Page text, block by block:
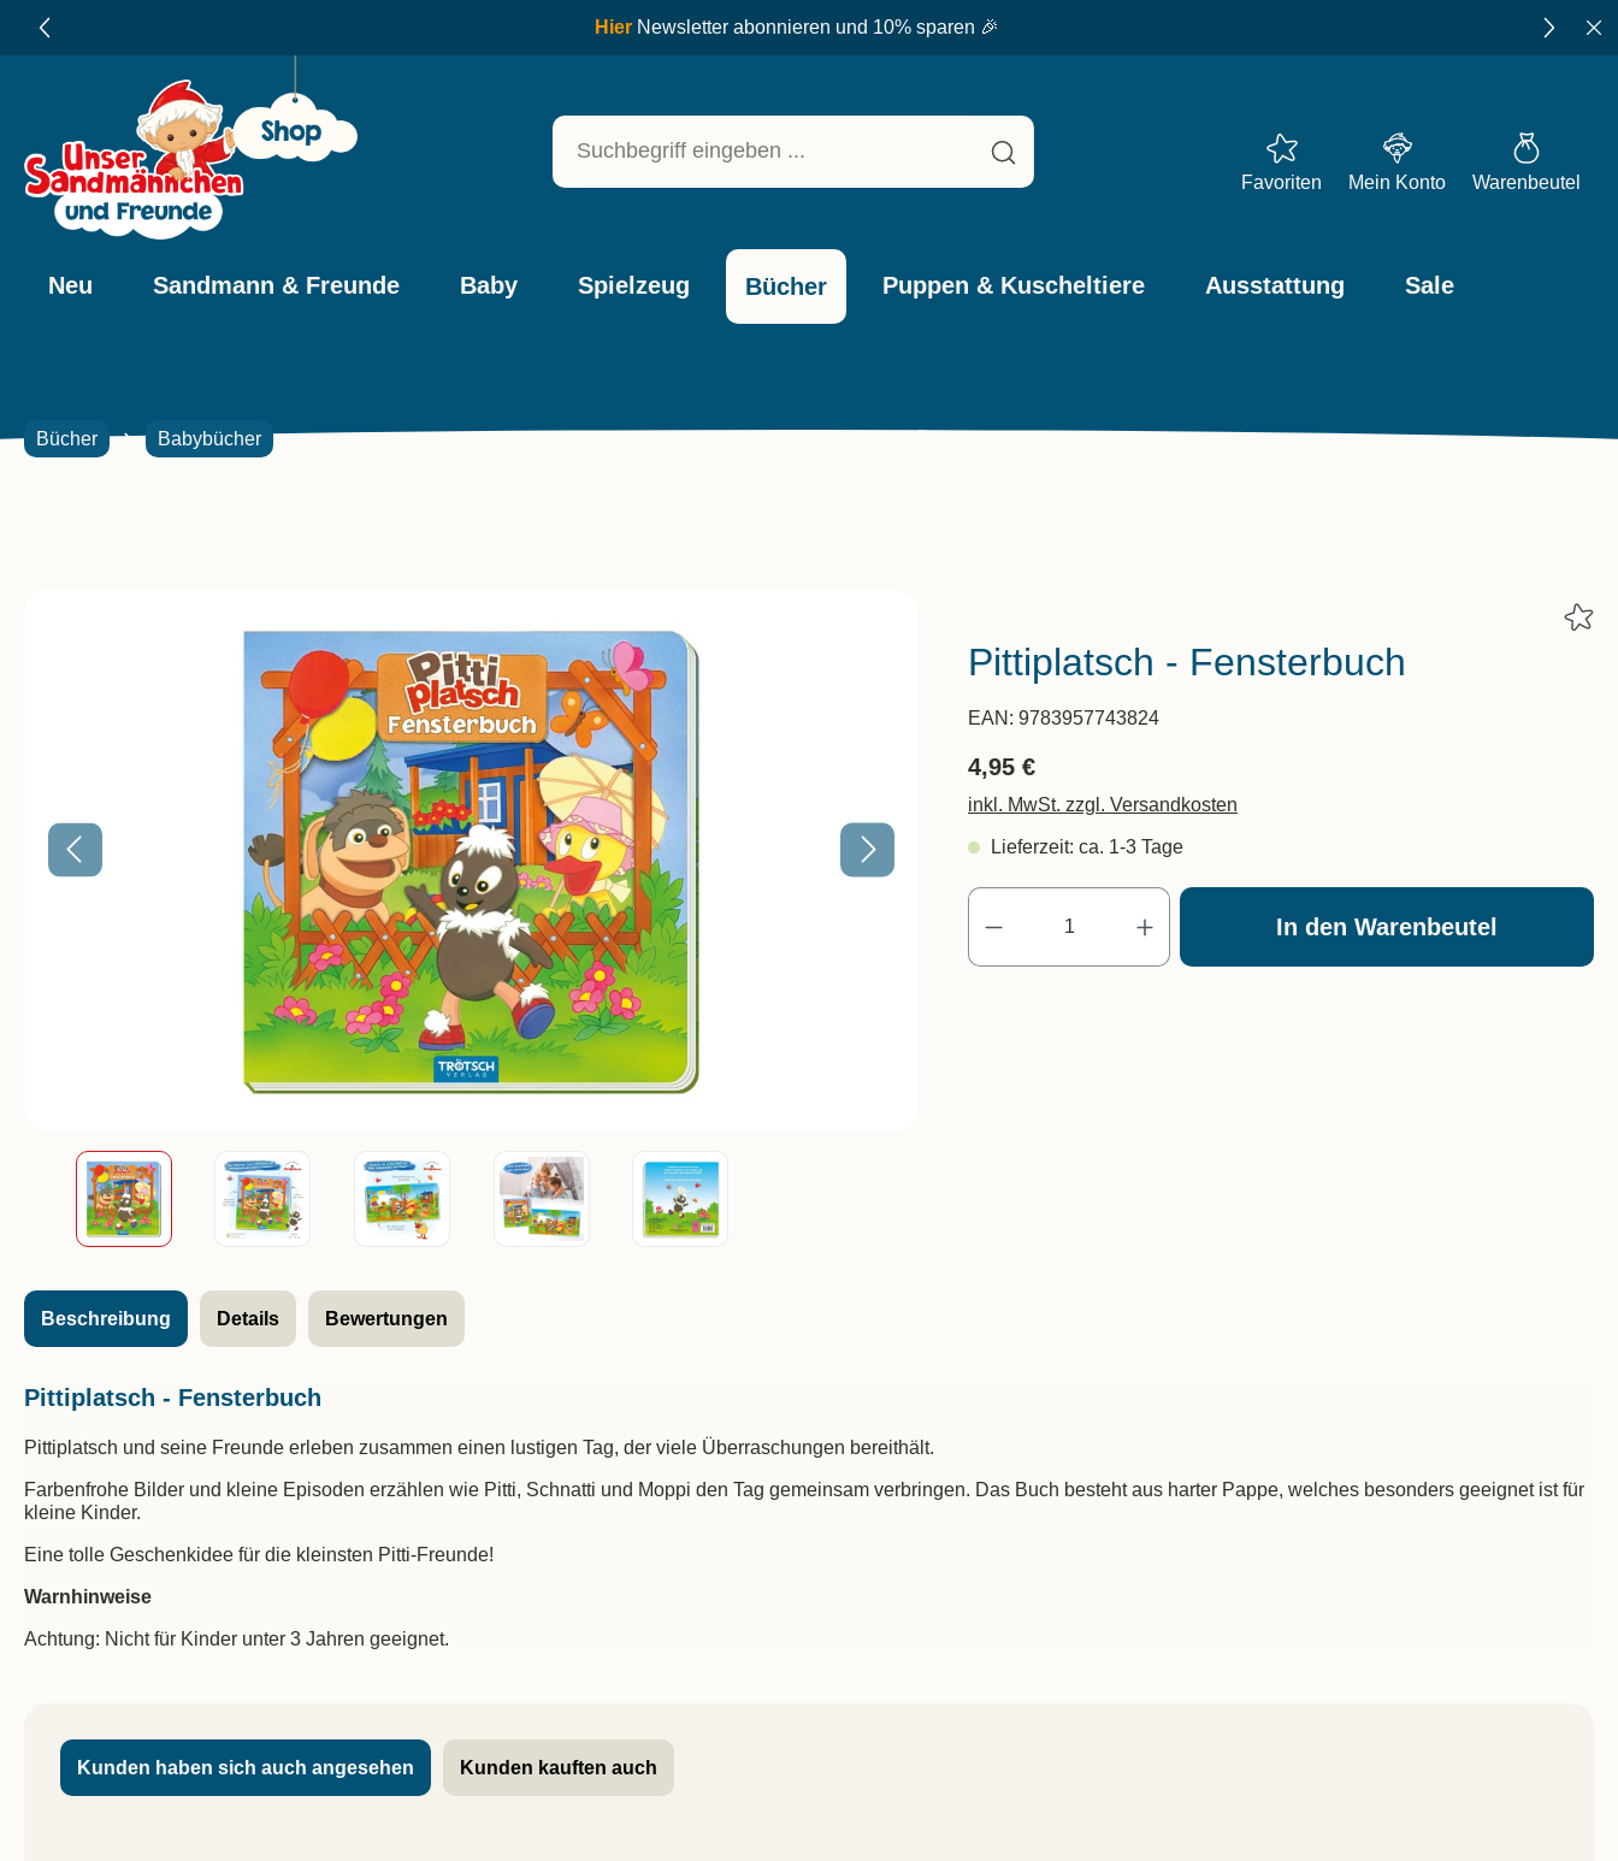
springen ★★★★★ 4,73bei Trusted Shops
Favoriten Mein Konto Warenbeutel
Neu Sandmann & Freunde Baby Spielzeug Bücher Puppen & Kuscheltiere Ausstattung Sale
Bücher Babybücher
Pittiplatsch - Fensterbuch
EAN: 9783957743824
4,95 €
inkl. MwSt. zzgl. Versandkosten
Lieferzeit: ca. 1-3 Tage
Produkt Anzahl: Gib den
In den Warenbeutel
Beschreibung Details Bewertungen
Pittiplatsch - Fensterbuch
Pittiplatsch und seine Freunde erleben zusammen einen lustigen Tag, der viele Überraschungen bereithält.
Farbenfrohe Bilder und kleine Episoden erzählen wie Pitti, Schnatti und Moppi den Tag gemeinsam verbringen. Das Buch besteht aus harter Pappe, welches besonders geeignet ist für
kleine Kinder.
Eine tolle Geschenkidee für die kleinsten Pitti-Freunde!
Warnhinweise
Achtung: Nicht für Kinder unter 3 Jahren geeignet.
Kunden haben sich auch angesehen Kunden kauften auch